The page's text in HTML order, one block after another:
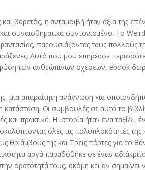
βαρετός, η ανταμοιβή ήταν άξια της
συναισθηματικά συντονισμένο. Το Weird
παρουσιάζοντας τους πολλούς
Αυτό που μου επηρέασε
φύση των ανθρώπινων σχέσεων, ebook
μια απαραίτητη ανάγνωση για
κατάσταση. Οι συμβουλές σε αυτό το
και πρακτικό. Η ιστορία ήταν ένα ταξίδι,
όλες τις πολυπλοκότητές της
θριάμβους της και Τρεις πόρτες για το
αργά παραδόθηκε σε έναν αδιάκριτο
ορατότητά τους, ακόμη και αν σημαίνει